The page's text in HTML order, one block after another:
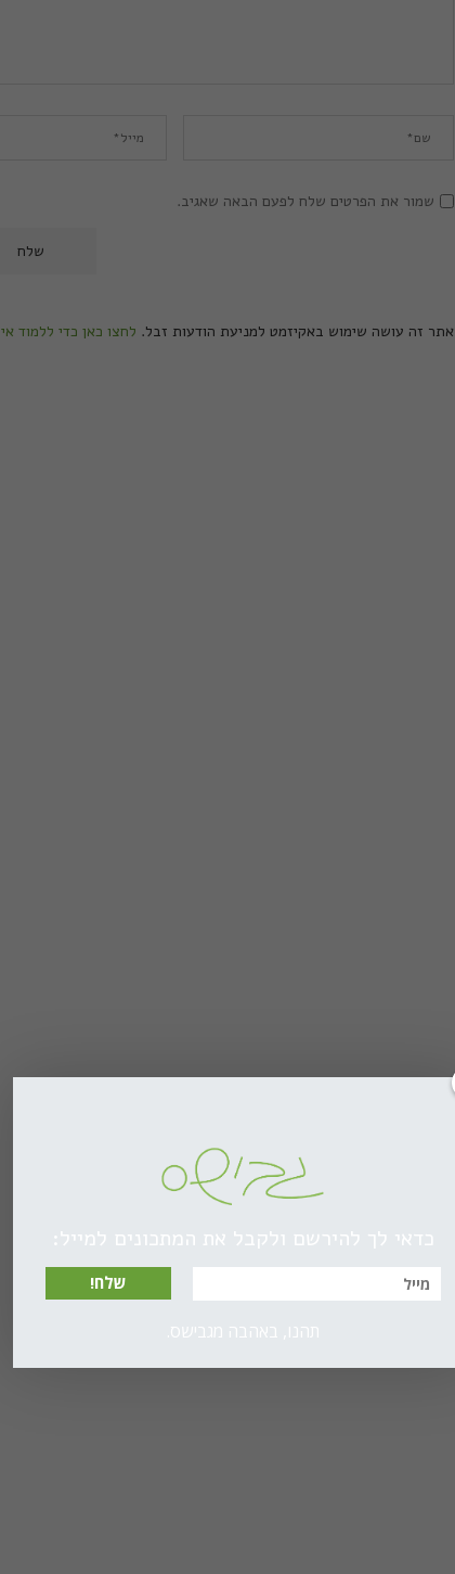
שמור את הפרטים שלח לפעם הבאה שאגיב.
אתר זה עושה שימוש באקיזמט למניעת הודעות זבל. לחצו כאן כדי ללמוד
כדאי לך להירשם ולקבל את המתכונים למייל:
שלח!
תהנו, באהבה מגבישס.